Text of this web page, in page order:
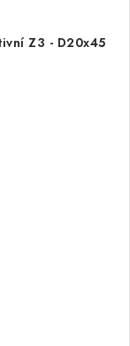
Z3 - D20x45